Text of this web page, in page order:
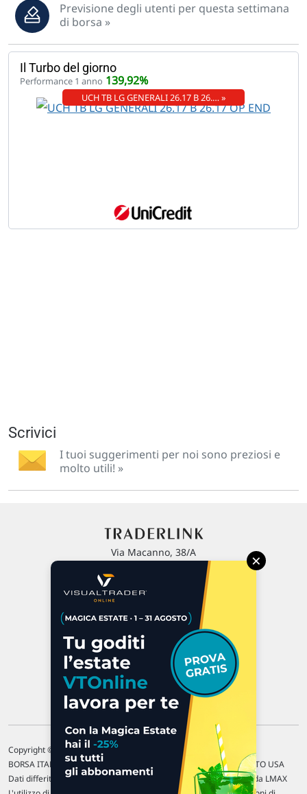
Previsione degli utenti per questa settimana
di borsa »
Il Turbo del giorno
Performance 1 anno 139,92%
UCH TB LG GENERALI 26.17 B 26.… »
Scrivici
I tuoi suggerimenti per noi sono preziosi e
molto utili! »
Via Macanno, 38/A
P.IVA 02 452 460 401
Chi siamo
Commenti e segnalazioni
Contattaci
Copyright © 1996-2026 Traderlink Italia s.r.l.
BORSA ITALIANA Quotazioni di borsa differite di 15 min. / MERCATO USA
Dati differiti di 15 min. (fonte Intrinio) / FOREX Quotazioni fornite da LMAX
×